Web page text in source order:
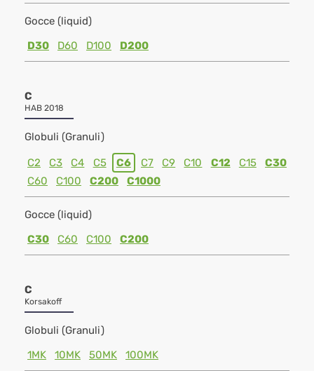
Gocce (liquid)
D30
D60 D100 D200
C
HAB 2018
Globuli (Granuli)
C2 C3 C4 C5 C6 C7 C9 C10 C12 C15
C30
C60
C100 C200 C1000
Gocce (liquid)
C30
C60 C100 C200
C
Korsakoff
Globuli (Granuli)
1MK
10MK 50MK 100MK